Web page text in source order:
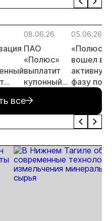
08.06.26
ПАО
«Полюс»
выплатит
купонный
облигациям
05.06.26
«Полюс»
вошел в
активную
фазу по
освоению
Лога»
все